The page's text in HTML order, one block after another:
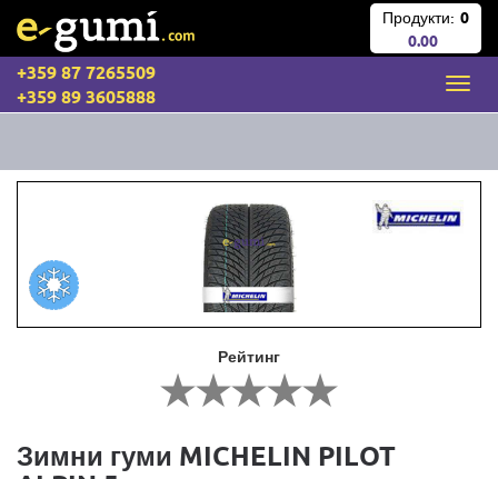
Продукти: 0
0.00
+359 87 7265509
+359 89 3605888
Рейтинг
Зимни гуми MICHELIN PILOT